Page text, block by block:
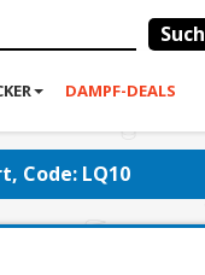
DAMPF-DEALS
Code: LQ10